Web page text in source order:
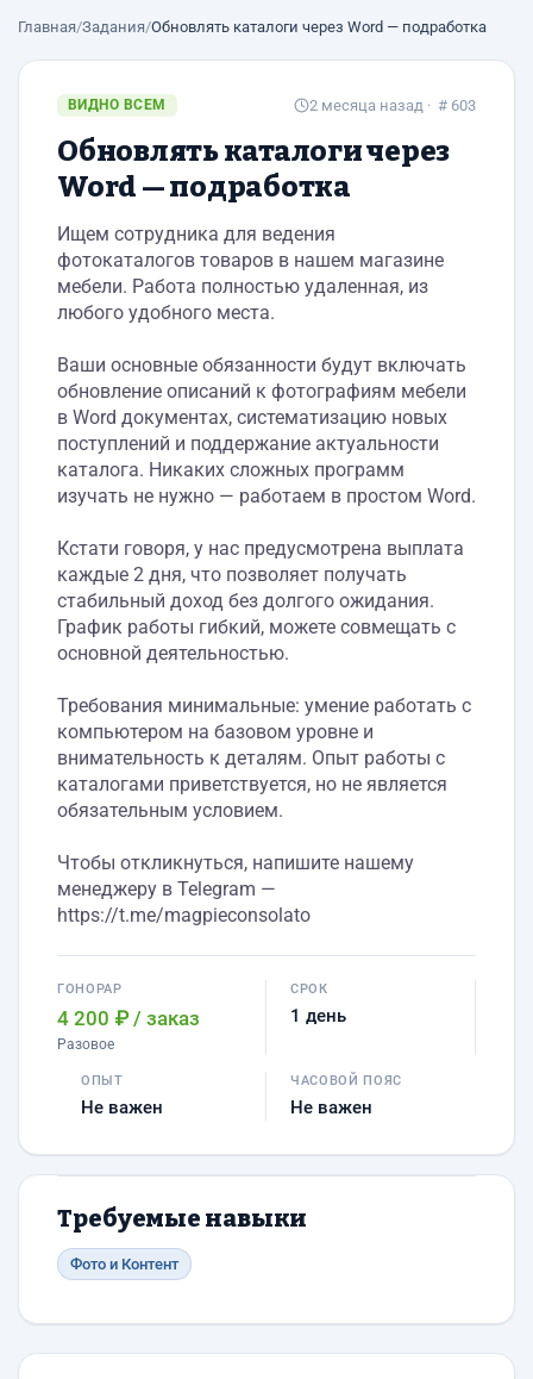
Главная/Задания/Обновлять каталоги через Word — подработка
ВИДНО ВСЕМ 2 месяца назад · # 603
Обновлять каталоги через
Word — подработка
Ищем сотрудника для ведения
фотокаталогов товаров в нашем магазине
мебели. Работа полностью удаленная, из
любого удобного места.
Ваши основные обязанности будут включать
обновление описаний к фотографиям мебели
в Word документах, систематизацию новых
поступлений и поддержание актуальности
каталога. Никаких сложных программ
изучать не нужно — работаем в простом Word.
Кстати говоря, у нас предусмотрена выплата
каждые 2 дня, что позволяет получать
стабильный доход без долгого ожидания.
График работы гибкий, можете совмещать с
основной деятельностью.
Требования минимальные: умение работать с
компьютером на базовом уровне и
внимательность к деталям. Опыт работы с
каталогами приветствуется, но не является
обязательным условием.
Чтобы откликнуться, напишите нашему
менеджеру в Telegram —
https://t.me/magpieconsolato
ГОНОРАР
4 200 ₽ / заказ
Разовое
СРОК
1 день
ОПЫТ
Не важен
ЧАСОВОЙ ПОЯС
Не важен
Требуемые навыки
Фото и Контент